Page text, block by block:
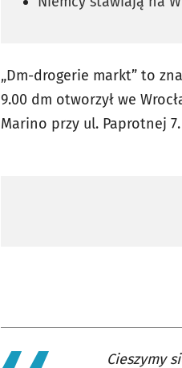
„Dm-drogerie markt” to
9.00 dm otworzył we
Marino przy ul. Paprotnej 7.
Cieszymy